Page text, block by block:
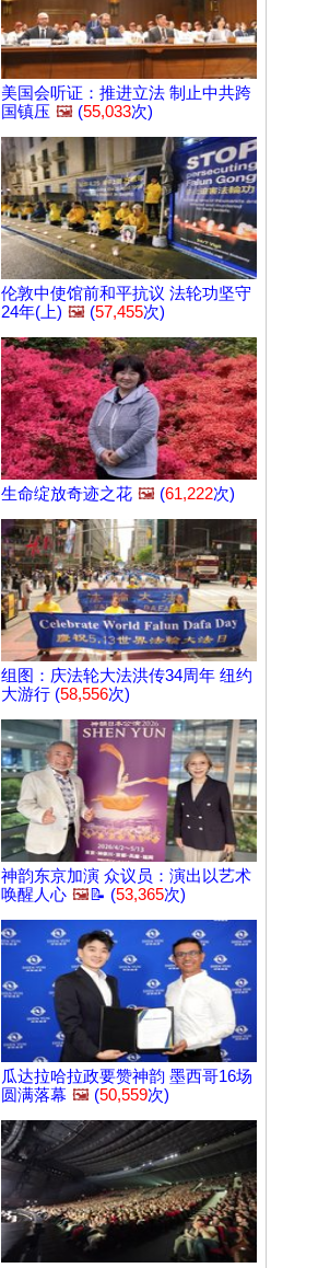
美国会听证：推进立法 制止中共跨
国镇压 🖼️ (55,033次)
伦敦中使馆前和平抗议 法轮功坚守
24年(上) 🖼️ (57,455次)
生命绽放奇迹之花 🖼️ (61,222次)
组图：庆法轮大法洪传34周年 纽约
大游行 (58,556次)
神韵东京加演 众议员：演出以艺术
唤醒人心 🖼️📝 (53,365次)
瓜达拉哈拉政要赞神韵 墨西哥16场
圆满落幕 🖼️ (50,559次)